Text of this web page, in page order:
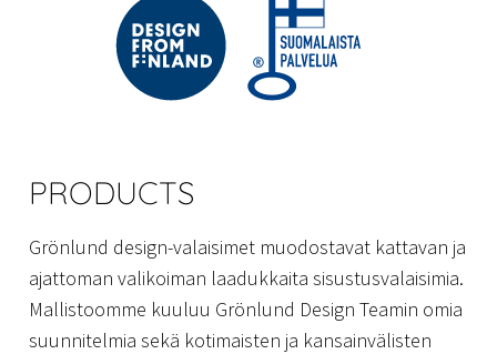
PRODUCTS
Grönlund design-valaisimet muodostavat kattavan ja
ajattoman valikoiman laadukkaita sisustusvalaisimia.
Mallistoomme kuuluu Grönlund Design Teamin omia
suunnitelmia sekä kotimaisten ja kansainvälisten